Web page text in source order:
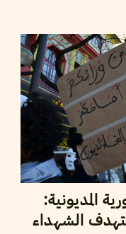
المديونية:
الشهداء